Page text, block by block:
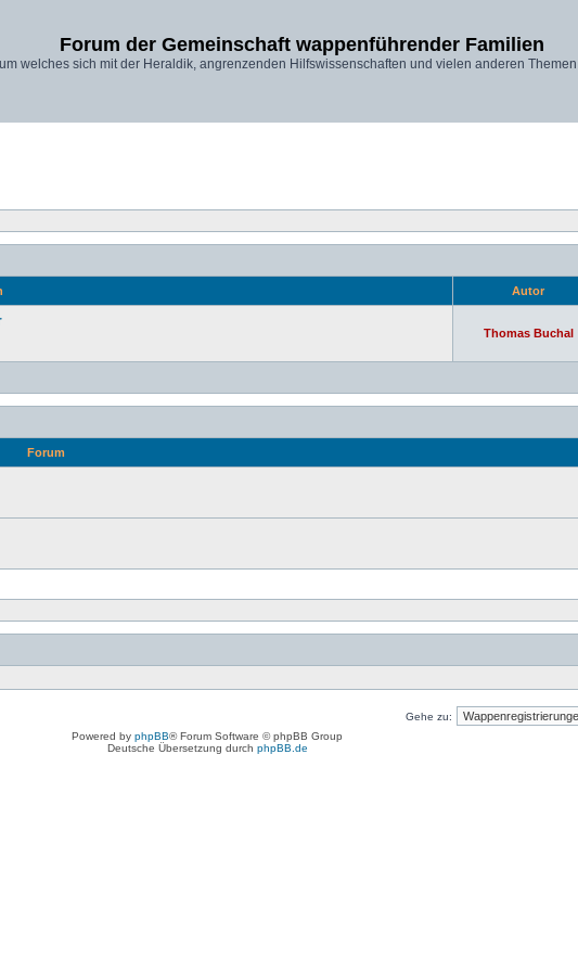
Forum der Gemeinschaft wappenführender Familien
welches sich mit der Heraldik, angrenzenden Hilfswissenschaften und vielen anderen
Autor
Thomas Buchal
Forum
Gehe zu:
Powered by phpBB® Forum Software © phpBB Group
Deutsche Übersetzung durch phpBB.de